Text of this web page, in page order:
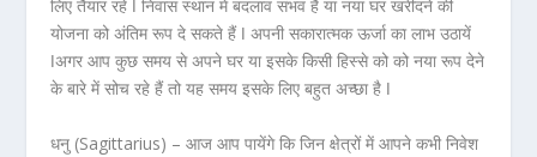
लिए तैयार रहें ǀ निवास स्थान में बदलाव संभव है या नया घर खरीदने की
योजना को अंतिम रूप दे सकते हैं ǀ अपनी सकारात्मक ऊर्जा का लाभ उठायें
ǀअगर आप कुछ समय से अपने घर या इसके किसी हिस्से को को नया रूप देने
के बारे में सोच रहे हैं तो यह समय इसके लिए बहुत अच्छा है ǀ
धनु (Sagittarius) – आज आप पायेंगे कि जिन क्षेत्रों में आपने कभी निवेश